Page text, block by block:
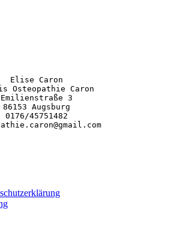
Elise Caron
Osteopathie Caron
Emilienstraße 3
86153 Augsburg
0176/45751482